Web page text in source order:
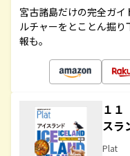
宮古諸島だけの完全ガ
ルチャーをとことん掘
報も。
１
スラ
Plat